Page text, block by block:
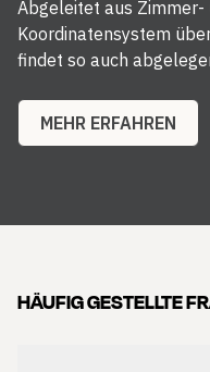
Abgeleitet aus
Koordinatensystem
findet so auch
MEHR ERFAHREN
HÄUFIG GESTELLTE